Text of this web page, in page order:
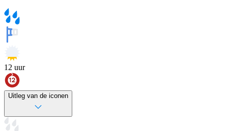
12 uur
Uitleg van de iconen